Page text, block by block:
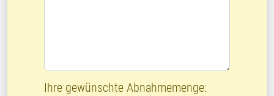
Ihre gewünschte Abnahmemenge: